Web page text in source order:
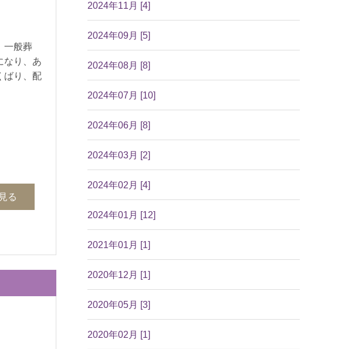
一般葬
なり、あ
ばり、配
る
2024年11月 [4]
2024年09月 [5]
2024年08月 [8]
2024年07月 [10]
2024年06月 [8]
2024年03月 [2]
2024年02月 [4]
2024年01月 [12]
2021年01月 [1]
2020年12月 [1]
2020年05月 [3]
2020年02月 [1]